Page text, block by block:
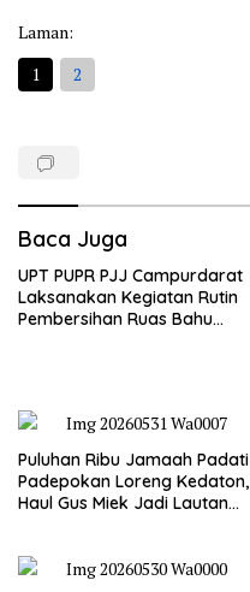
Laman:
1
2
Baca Juga
UPT PUPR PJJ Campurdarat
Laksanakan Kegiatan Rutin
Pembersihan Ruas Bahu
Puluhan Ribu Jamaah Padati
Padepokan Loreng Kedaton,
Haul Gus Miek Jadi Lautan